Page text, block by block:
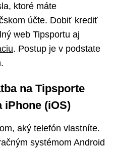
ktoré máte
účte. Dobiť krediť
web Tipsportu aj
. Postup je v podstate
na Tipsporte
iPhone (iOS)
aký telefón vlastníte.
systémom Android